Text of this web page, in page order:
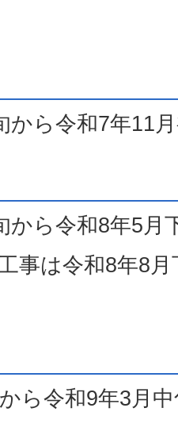
から令和7年11
から令和8年5月
事は令和8年8
ら令和9年3月